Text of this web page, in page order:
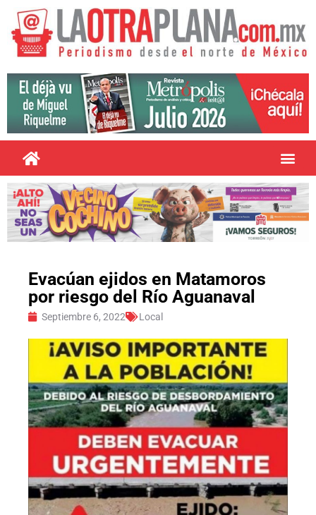
Evacúan ejidos en Matamoros
por riesgo del Río Aguanaval
Septiembre 6, 2022 Local